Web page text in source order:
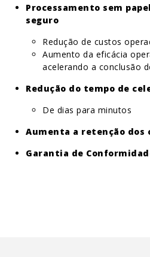
Processamento sem
seguro
Redução de custos
Aumento da eficácia
acelerando a conclusão
Redução do tempo de
De dias para minutos
Aumenta a retenção dos
Garantia de